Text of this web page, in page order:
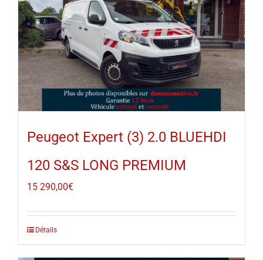
Peugeot Expert (3) 2.0 BLUEHDI
120 S&S LONG PREMIUM
15 290,00€
Détails